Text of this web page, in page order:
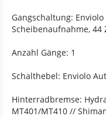
Gangschaltung: Enviolo
Scheibenaufnahme, 44
Anzahl Gänge: 1
Schalthebel: Enviolo
Hinterradbremse:
MT401/MT410 //